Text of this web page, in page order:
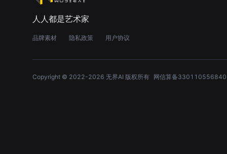
人人都是艺术家
品牌素材 隐私政策 用户协议
Copyright © 2022-2026 无界AI 版权所有 网信算备